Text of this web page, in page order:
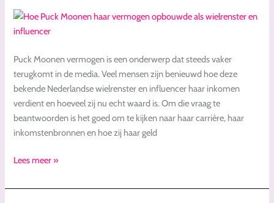
Puck Moonen vermogen is een onderwerp dat steeds vaker
terugkomt in de media. Veel mensen zijn benieuwd hoe deze
bekende Nederlandse wielrenster en influencer haar inkomen
verdient en hoeveel zij nu echt waard is. Om die vraag te
beantwoorden is het goed om te kijken naar haar carrière, haar
inkomstenbronnen en hoe zij haar geld
wielrenster
en
influencer
Lees meer »